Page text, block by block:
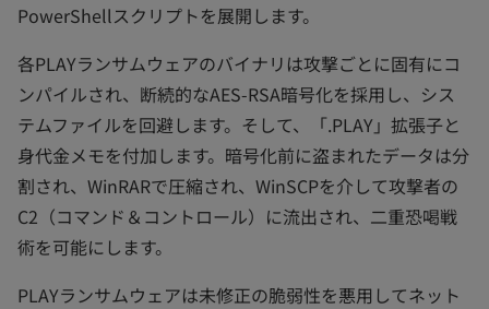
PowerShellスクリプトを展開します。
各PLAYランサムウェアのバイナリは攻撃ごとに固有にコ
ンパイルされ、断続的なAES-RSA暗号化を採用し、シス
テムファイルを回避します。そして、「.PLAY」拡張子と
身代金メモを付加します。暗号化前に盗まれたデータは分
割され、WinRARで圧縮され、WinSCPを介して攻撃者の
C2（コマンド＆コントロール）に流出され、二重恐喝戦
術を可能にします。
PLAYランサムウェアは未修正の脆弱性を悪用してネット